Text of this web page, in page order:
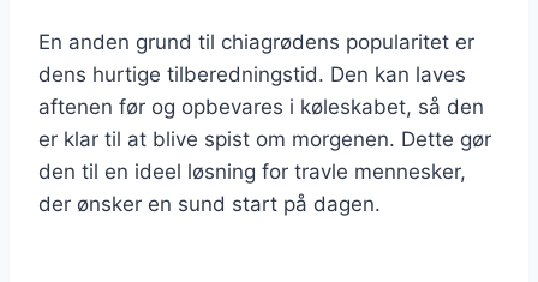
En anden grund til chiagrødens popularitet er
dens hurtige tilberedningstid. Den kan laves
aftenen før og opbevares i køleskabet, så den
er klar til at blive spist om morgenen. Dette gør
den til en ideel løsning for travle mennesker,
der ønsker en sund start på dagen.